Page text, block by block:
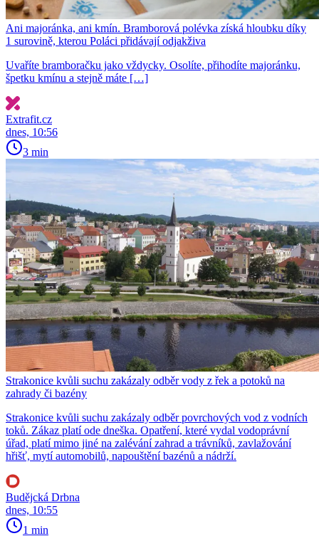
Ani majoránka, ani kmín. Bramborová polévka získá hloubku díky
1 surovině, kterou Poláci přidávají odjakživa
Uvaříte bramboračku jako vždycky. Osolíte, přihodíte majoránku,
špetku kmínu a stejně máte […]
Extrafit.cz
dnes, 10:56
3 min
Strakonice kvůli suchu zakázaly odběr vody z řek a potoků na
zahrady či bazény
Strakonice kvůli suchu zakázaly odběr povrchových vod z vodních
toků. Zákaz platí ode dneška. Opatření, které vydal vodoprávní
úřad, platí mimo jiné na zalévání zahrad a trávníků, zavlažování
hřišť, mytí automobilů, napouštění bazénů a nádrží.
Budějcká Drbna
dnes, 10:55
1 min